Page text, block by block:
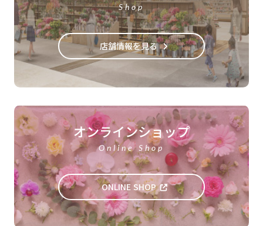
Shop
店舗情報を見る
オンラインショップ
Online Shop
ONLINE SHOP